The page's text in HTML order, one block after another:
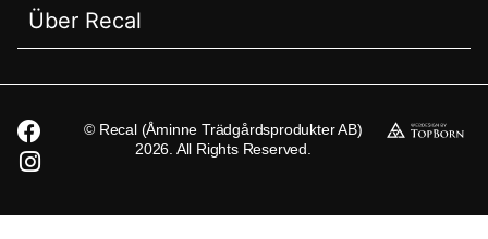
Über Recal
© Recal (Åminne Trädgårdsprodukter AB)
2026. All Rights Reserved.